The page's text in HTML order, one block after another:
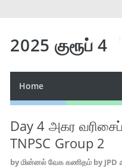
2025 குரூப் 4
Home
Day 4 அகர
TNPSC Group 2
byமின்னல் வேக கணிதம் by JPD